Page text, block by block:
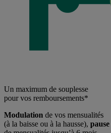
Un maximum de souplesse
pour vos remboursements*
Modulation de vos mensualités
(à la baisse ou à la hausse), pause